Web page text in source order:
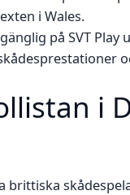
i Wales.
på SVT Play
i
brittiska